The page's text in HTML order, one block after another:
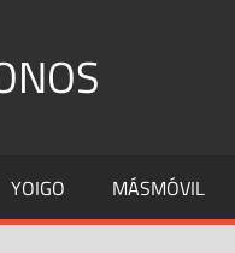
YOIGO MÁSMÓVIL